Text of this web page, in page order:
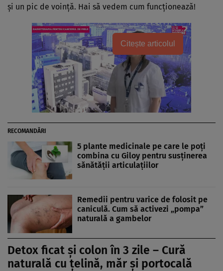
și un pic de voință. Hai să vedem cum funcționează!
Citește articolul
RECOMANDĂRI
5 plante medicinale pe care le poți
combina cu Giloy pentru susținerea
sănătății articulațiilor
Remedii pentru varice de folosit pe
caniculă. Cum să activezi „pompa”
naturală a gambelor
Detox ficat și colon în 3 zile – Cură
naturală cu țelină, măr și portocală